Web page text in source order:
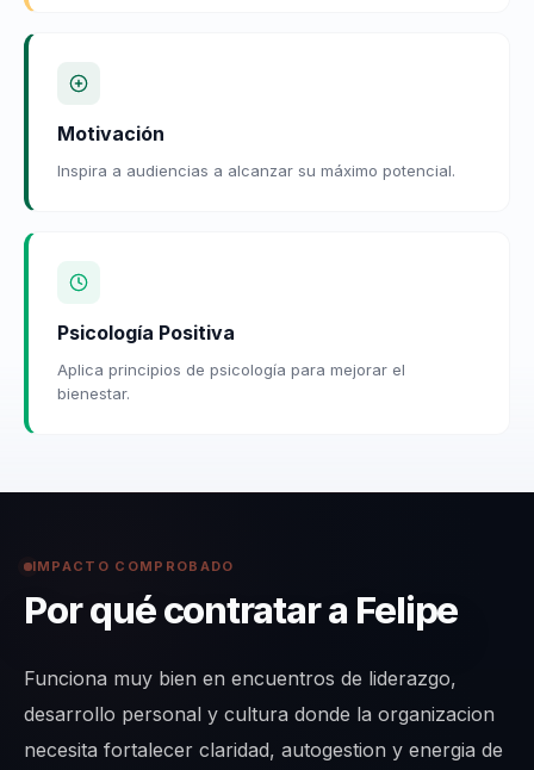
Motivación
Inspira a audiencias a alcanzar su máximo potencial.
Psicología Positiva
Aplica principios de psicología para mejorar el
bienestar.
IMPACTO COMPROBADO
Por qué contratar a Felipe
Funciona muy bien en encuentros de liderazgo,
desarrollo personal y cultura donde la organizacion
necesita fortalecer claridad, autogestion y energia de